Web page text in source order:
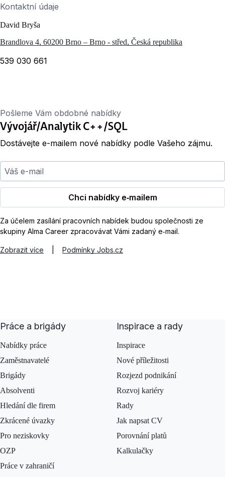
Kontaktní údaje
David Bryša
Brandlova 4, 60200 Brno – Brno - střed, Česká republika
539 030 661
Pošleme Vám obdobné nabídky
Vývojář/Analytik C++/SQL
Dostávejte e-mailem nové nabídky podle Vašeho zájmu.
Váš e-mail
Chci nabídky e‑mailem
Za účelem zasílání pracovních nabídek budou společnosti ze
skupiny Alma Career zpracovávat Vámi zadaný e‑mail.
Zobrazit více Podmínky Jobs.cz
Práce a brigády
Nabídky práce
Zaměstnavatelé
Brigády
Absolventi
Hledání dle firem
Zkrácené úvazky
Pro neziskovky
OZP
Práce v zahraničí
Inspirace a rady
Inspirace
Nové příležitosti
Rozjezd podnikání
Rozvoj kariéry
Rady
Jak napsat CV
Porovnání platů
Kalkulačky